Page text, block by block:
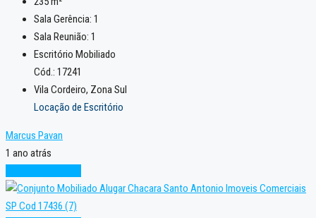
Sala Gerência: 1
Sala Reunião: 1
Escritório Mobiliado
Cód.: 17241
Vila Cordeiro, Zona Sul
Locação de Escritório
Marcus Pavan
1 ano atrás